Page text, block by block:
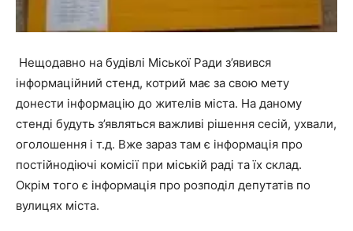
Нещодавно на будівлі Міської Ради з’явився
інформаційний стенд, котрий має за свою мету
донести інформацію до жителів міста. На даному
стенді будуть з’являться важливі рішення сесій, ухвали,
оголошення і т.д. Вже зараз там є інформація про
постійнодіючі комісії при міській раді та їх склад.
Окрім того є інформація про розподіл депутатів по
вулицях міста.